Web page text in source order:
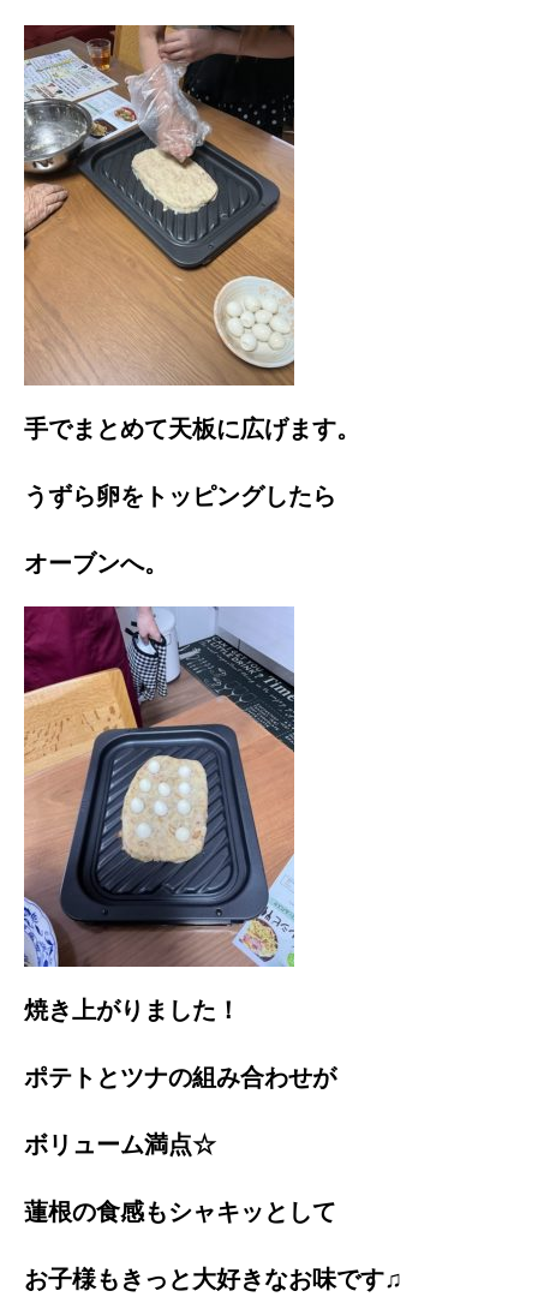
手でまとめて天板に広げます。
うずら卵をトッピングしたら
オーブンへ。
焼き上がりました！
ポテトとツナの組み合わせが
ボリューム満点☆
蓮根の食感もシャキッとして
お子様もきっと大好きなお味です♫